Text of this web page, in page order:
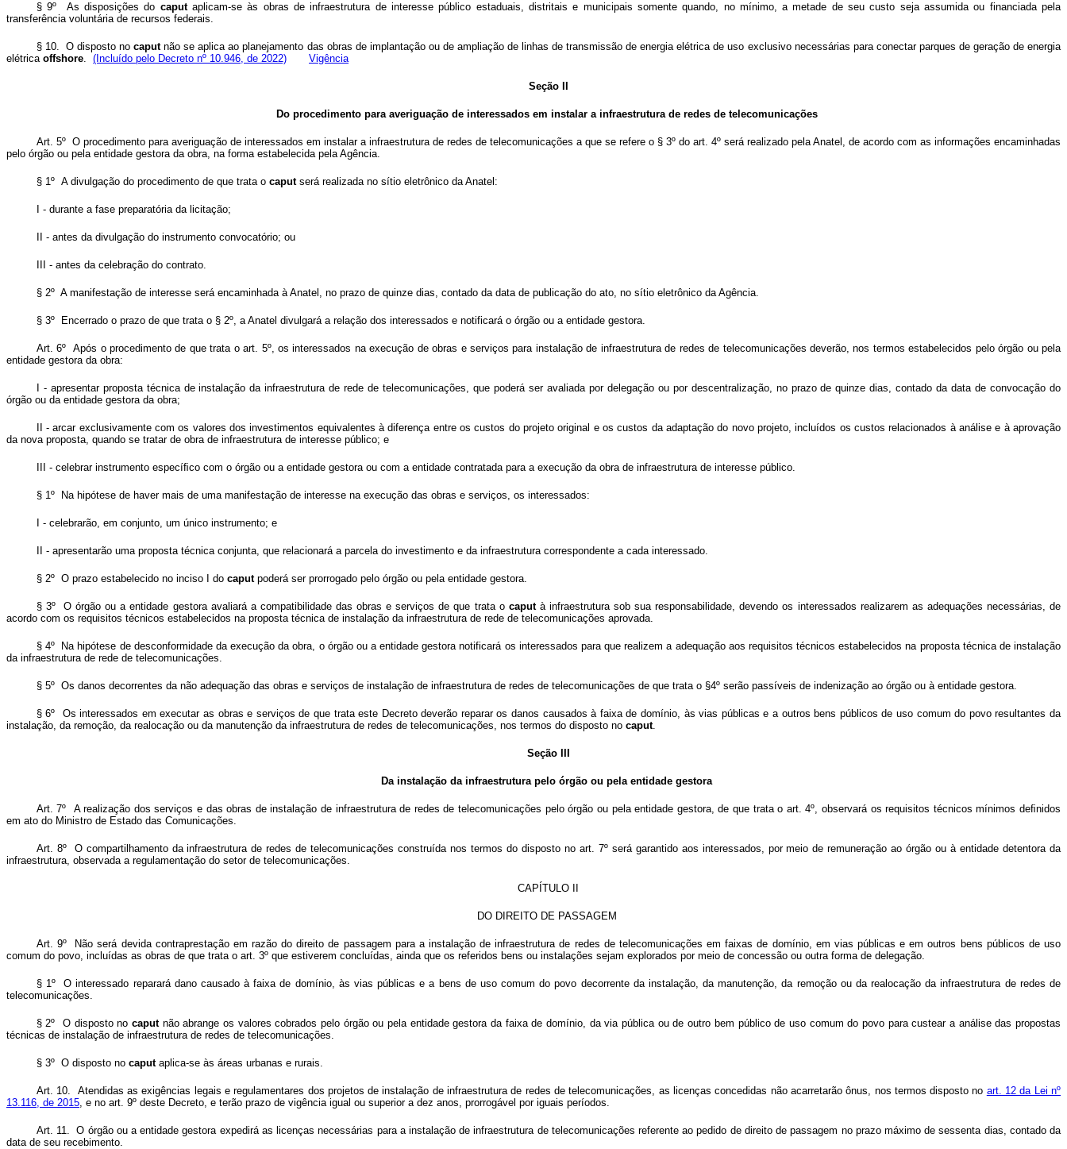
§ 9º As disposições do caputaplicam-se às obras de infraestrutura de interesse público estaduais, distritais e municipais somente quando, no mínimo, a metade de seu custo seja assumida ou financiada pela
transferência voluntária de recursos federais.
§ 10. O disposto nocaputnão se aplica ao planejamento das obras de implantação ou de ampliação de linhas de transmissão de energia elétrica de uso exclusivo necessárias para conectar parques de geração de energia
elétrica offshore. (Incluído pelo Decreto nº 10.946, de 2022) Vigência
Seção II
Do procedimento para averiguação de interessados em instalar a infraestrutura de redes de telecomunicações
Art. 5º O procedimento para averiguação de interessados em instalar a infraestrutura de redes de telecomunicações a que se refere o § 3º do art. 4º será realizado pela Anatel, de acordo com as informações encaminhadas
pelo órgão ou pela entidade gestora da obra, na forma estabelecida pela Agência.
§ 1º A divulgação do procedimento de que trata o caputserá realizada no sítio eletrônico da Anatel:
I - durante a fase preparatória da licitação;
II - antes da divulgação do instrumento convocatório; ou
III - antes da celebração do contrato.
§ 2º A manifestação de interesse será encaminhada à Anatel, no prazo de quinze dias, contado da data de publicação do ato, no sítio eletrônico da Agência.
§ 3º Encerrado o prazo de que trata o § 2º, a Anatel divulgará a relação dos interessados e notificará o órgão ou a entidade gestora.
Art. 6º Após o procedimento de que trata o art. 5º, os interessados na execução de obras e serviços para instalação de infraestrutura de redes de telecomunicações deverão, nos termos estabelecidos pelo órgão ou pela
entidade gestora da obra:
I - apresentar proposta técnica de instalação da infraestrutura de rede de telecomunicações, que poderá ser avaliada por delegação ou por descentralização, no prazo de quinze dias, contado da data de convocação do
órgão ou da entidade gestora da obra;
II - arcar exclusivamente com os valores dos investimentos equivalentes à diferença entre os custos do projeto original e os custos da adaptação do novo projeto, incluídos os custos relacionados à análise e à aprovação
da nova proposta, quando se tratar de obra de infraestrutura de interesse público; e
III - celebrar instrumento especíﬁco com o órgão ou a entidade gestora ou com a entidade contratada para a execução da obra de infraestrutura de interesse público.
§ 1º Na hipótese de haver mais de uma manifestação de interesse na execução das obras e serviços, os interessados:
I - celebrarão, em conjunto, um único instrumento; e
II - apresentarão uma proposta técnica conjunta, que relacionará a parcela do investimento e da infraestrutura correspondente a cada interessado.
§ 2º O prazo estabelecido no inciso I do caputpoderá ser prorrogado pelo órgão ou pela entidade gestora.
§ 3º O órgão ou a entidade gestora avaliará a compatibilidade das obras e serviços de que trata o caput à infraestrutura sob sua responsabilidade, devendo os interessados realizarem as adequações necessárias, de
acordo com os requisitos técnicos estabelecidos na proposta técnica de instalação da infraestrutura de rede de telecomunicações aprovada.
§ 4º Na hipótese de desconformidade da execução da obra, o órgão ou a entidade gestora notificará os interessados para que realizem a adequação aos requisitos técnicos estabelecidos na proposta técnica de instalação
da infraestrutura de rede de telecomunicações.
§ 5º Os danos decorrentes da não adequação das obras e serviços de instalação de infraestrutura de redes de telecomunicações de que trata o §4º serão passíveis de indenização ao órgão ou à entidade gestora.
§ 6º Os interessados em executar as obras e serviços de que trata este Decreto deverão reparar os danos causados à faixa de domínio, às vias públicas e a outros bens públicos de uso comum do povo resultantes da
instalação, da remoção, da realocação ou da manutenção da infraestrutura de redes de telecomunicações, nos termos do disposto no caput.
Seção III
Da instalação da infraestrutura pelo órgão ou pela entidade gestora
Art. 7º A realização dos serviços e das obras de instalação de infraestrutura de redes de telecomunicações pelo órgão ou pela entidade gestora, de que trata o art. 4º, observará os requisitos técnicos mínimos deﬁnidos
em ato do Ministro de Estado das Comunicações.
Art. 8º O compartilhamento da infraestrutura de redes de telecomunicações construída nos termos do disposto no art. 7º será garantido aos interessados, por meio de remuneração ao órgão ou à entidade detentora da
infraestrutura, observada a regulamentação do setor de telecomunicações.
CAPÍTULO II
DO DIREITO DE PASSAGEM
Art. 9º Não será devida contraprestação em razão do direito de passagem para a instalação de infraestrutura de redes de telecomunicações em faixas de domínio, em vias públicas e em outros bens públicos de uso
comum do povo, incluídas as obras de que trata o art. 3º que estiverem concluídas, ainda que os referidos bens ou instalações sejam explorados por meio de concessão ou outra forma de delegação.
§ 1º O interessado reparará dano causado à faixa de domínio, às vias públicas e a bens de uso comum do povo decorrente da instalação, da manutenção, da remoção ou da realocação da infraestrutura de redes de
telecomunicações.
§ 2º O disposto no caputnão abrange os valores cobrados pelo órgão ou pela entidade gestora da faixa de domínio, da via pública ou de outro bem público de uso comum do povo para custear a análise das propostas
técnicas de instalação de infraestrutura de redes de telecomunicações.
§ 3º O disposto no caput aplica-se às áreas urbanas e rurais.
Art. 10. Atendidas as exigências legais e regulamentares dos projetos de instalação de infraestrutura de redes de telecomunicações, as licenças concedidas não acarretarão ônus, nos termos disposto no art. 12 da Lei nº
13.116, de 2015, e no art. 9º deste Decreto, e terão prazo de vigência igual ou superior a dez anos, prorrogável por iguais períodos.
Art. 11. O órgão ou a entidade gestora expedirá as licenças necessárias para a instalação de infraestrutura de telecomunicações referente ao pedido de direito de passagem no prazo máximo de sessenta dias, contado da
data de seu recebimento.